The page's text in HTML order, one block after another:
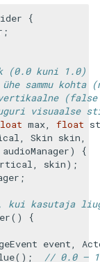
{
;
(0.0 kuni 1.0)
sammu kohta
(false
visuaalse
max float
Skin skin
audioManager)
{
skin);
;
kui kasutaja
()
{
event
();
// 0.0 –